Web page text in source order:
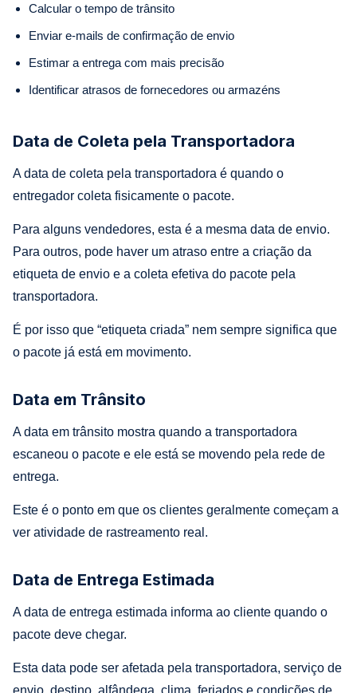
Calcular o tempo de trânsito
Enviar e-mails de confirmação de envio
Estimar a entrega com mais precisão
Identificar atrasos de fornecedores ou armazéns
Data de Coleta pela Transportadora
A data de coleta pela transportadora é quando o
entregador coleta fisicamente o pacote.
Para alguns vendedores, esta é a mesma data de envio.
Para outros, pode haver um atraso entre a criação da
etiqueta de envio e a coleta efetiva do pacote pela
transportadora.
É por isso que “etiqueta criada” nem sempre significa que
o pacote já está em movimento.
Data em Trânsito
A data em trânsito mostra quando a transportadora
escaneou o pacote e ele está se movendo pela rede de
entrega.
Este é o ponto em que os clientes geralmente começam a
ver atividade de rastreamento real.
Data de Entrega Estimada
A data de entrega estimada informa ao cliente quando o
pacote deve chegar.
Esta data pode ser afetada pela transportadora, serviço de
envio, destino, alfândega, clima, feriados e condições de